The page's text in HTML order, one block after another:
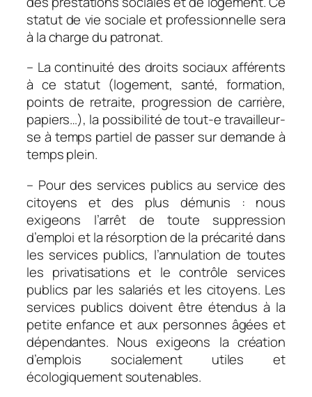
statut de vie sociale et professionnelle sera
à la charge du patronat.
– La continuité des droits sociaux afférents
à ce statut (logement, santé, formation,
points de retraite, progression de carrière,
papiers…), la possibilité de tout-e travailleur-
se à temps partiel de passer sur demande à
temps plein.
– Pour des services publics au service des
citoyens et des plus démunis : nous
exigeons l’arrêt de toute suppression
d’emploi et la résorption de la précarité dans
les services publics, l’annulation de toutes
les privatisations et le contrôle services
publics par les salariés et les citoyens. Les
services publics doivent être étendus à la
petite enfance et aux personnes âgées et
dépendantes. Nous exigeons la création
d’emplois socialement utiles et
écologiquement soutenables.